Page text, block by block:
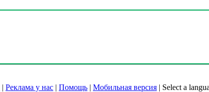
| Реклама у нас | Помощь | Мобильная версия | Select a